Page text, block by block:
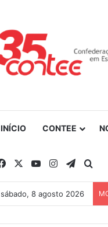
INÍCIO CONTEE
Facebook YouTubeInstagram
sábado, 8 agosto 2026